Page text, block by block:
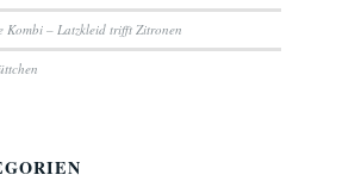
Kombi – Latzkleid trifft Zitronen